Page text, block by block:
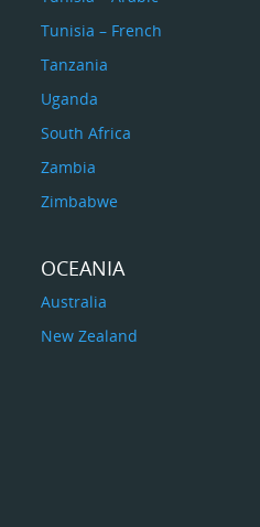
Tunisia – French
Tanzania
Uganda
South Africa
Zambia
Zimbabwe
OCEANIA
Australia
New Zealand